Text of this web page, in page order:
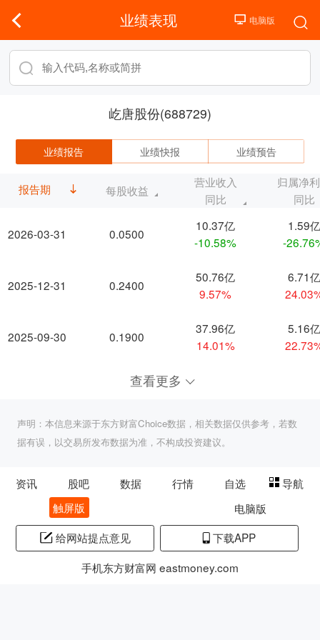
业绩表现
屹唐股份(688729)
业绩报告 业绩快报 业绩预告
报告期
2026-03-31
2025-12-31
2025-09-30
每股收益
营业收入
同比
归属净
同比
0.0500
10.37亿
-10.58%
1.59亿
-
0.2400
50.76亿
9.57%
6.71亿
0.1900
37.96亿
14.01%
5.16亿
查看更多
声明：本信息来源于东方财富Choice数据，相关数据仅供参考，若数
据有误，以交易所发布数据为准，不构成投资建议。
资讯 股吧 数据 行情 自选
导航
触屏版
电脑版
给网站提点意见
下载APP
手机东方财富网 eastmoney.com